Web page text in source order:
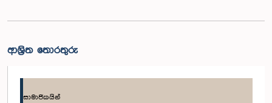
ආශ්‍රිත තොරතුරු
සාමාජිකයින්